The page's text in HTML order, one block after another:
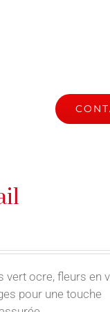
ocre, fleurs en
pour une touche